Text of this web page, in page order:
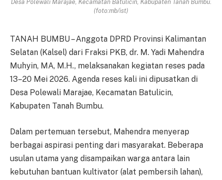
Desa Polewali Marajae, Kecamatan Batulicin, Kabupaten Tanah Bumbu.
(foto:mb/ist)
TANAH BUMBU – Anggota DPRD Provinsi Kalimantan
Selatan (Kalsel) dari Fraksi PKB, dr. M. Yadi Mahendra
Muhyin, MA, M.H., melaksanakan kegiatan reses pada
13–20 Mei 2026. Agenda reses kali ini dipusatkan di
Desa Polewali Marajae, Kecamatan Batulicin,
Kabupaten Tanah Bumbu.
Dalam pertemuan tersebut, Mahendra menyerap
berbagai aspirasi penting dari masyarakat. Beberapa
usulan utama yang disampaikan warga antara lain
kebutuhan bantuan kultivator (alat pembersih lahan),